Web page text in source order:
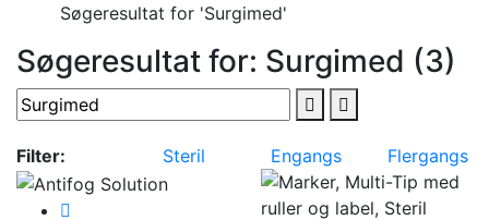
Søgeresultat for 'Surgimed'
Søgeresultat for: Surgimed (3)
Filter: Steril Engangs Flergangs